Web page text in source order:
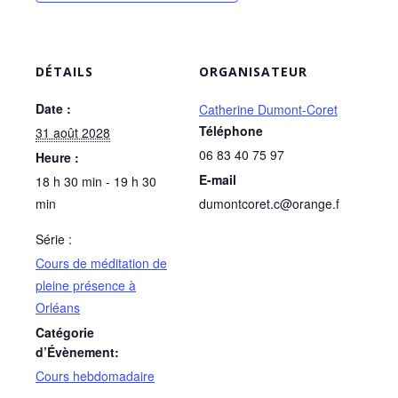
DÉTAILS
Date :
31 août 2028
Heure :
18 h 30 min - 19 h 30
min
Série :
Cours de méditation de
pleine présence à
Orléans
Catégorie
d’Évènement:
Cours hebdomadaire
ORGANISATEUR
Catherine Dumont-Coret
Téléphone
06 83 40 75 97
E-mail
dumontcoret.c@orange.f